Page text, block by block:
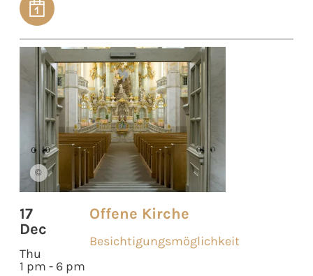
©
17
Dec
Thu
1 pm - 6 pm
Offene Kirche
Besichtigungsmöglichkeit